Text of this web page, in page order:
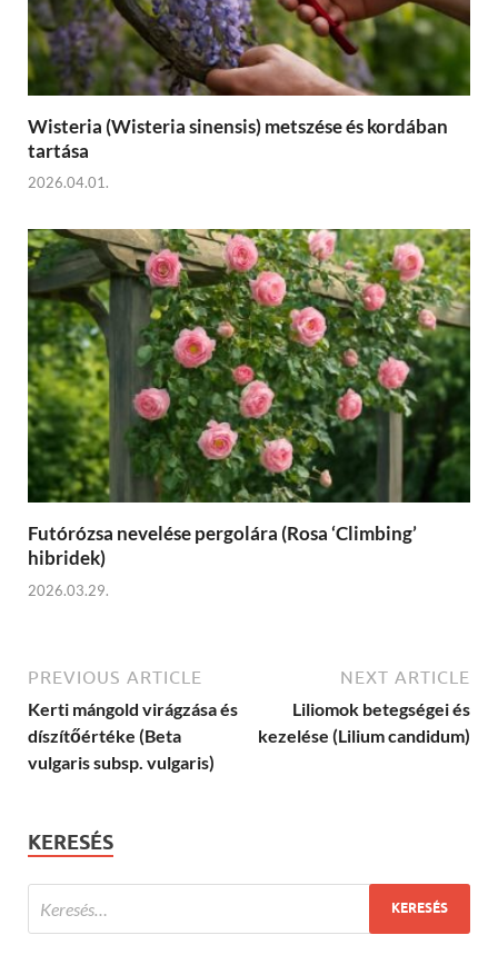
Wisteria (Wisteria sinensis) metszése és kordában
tartása
2026.04.01.
Futórózsa nevelése pergolára (Rosa ‘Climbing’
hibridek)
2026.03.29.
PREVIOUS ARTICLE
Kerti mángold virágzása és
díszítőértéke (Beta
vulgaris subsp. vulgaris)
NEXT ARTICLE
Liliomok betegségei és
kezelése (Lilium candidum)
KERESÉS